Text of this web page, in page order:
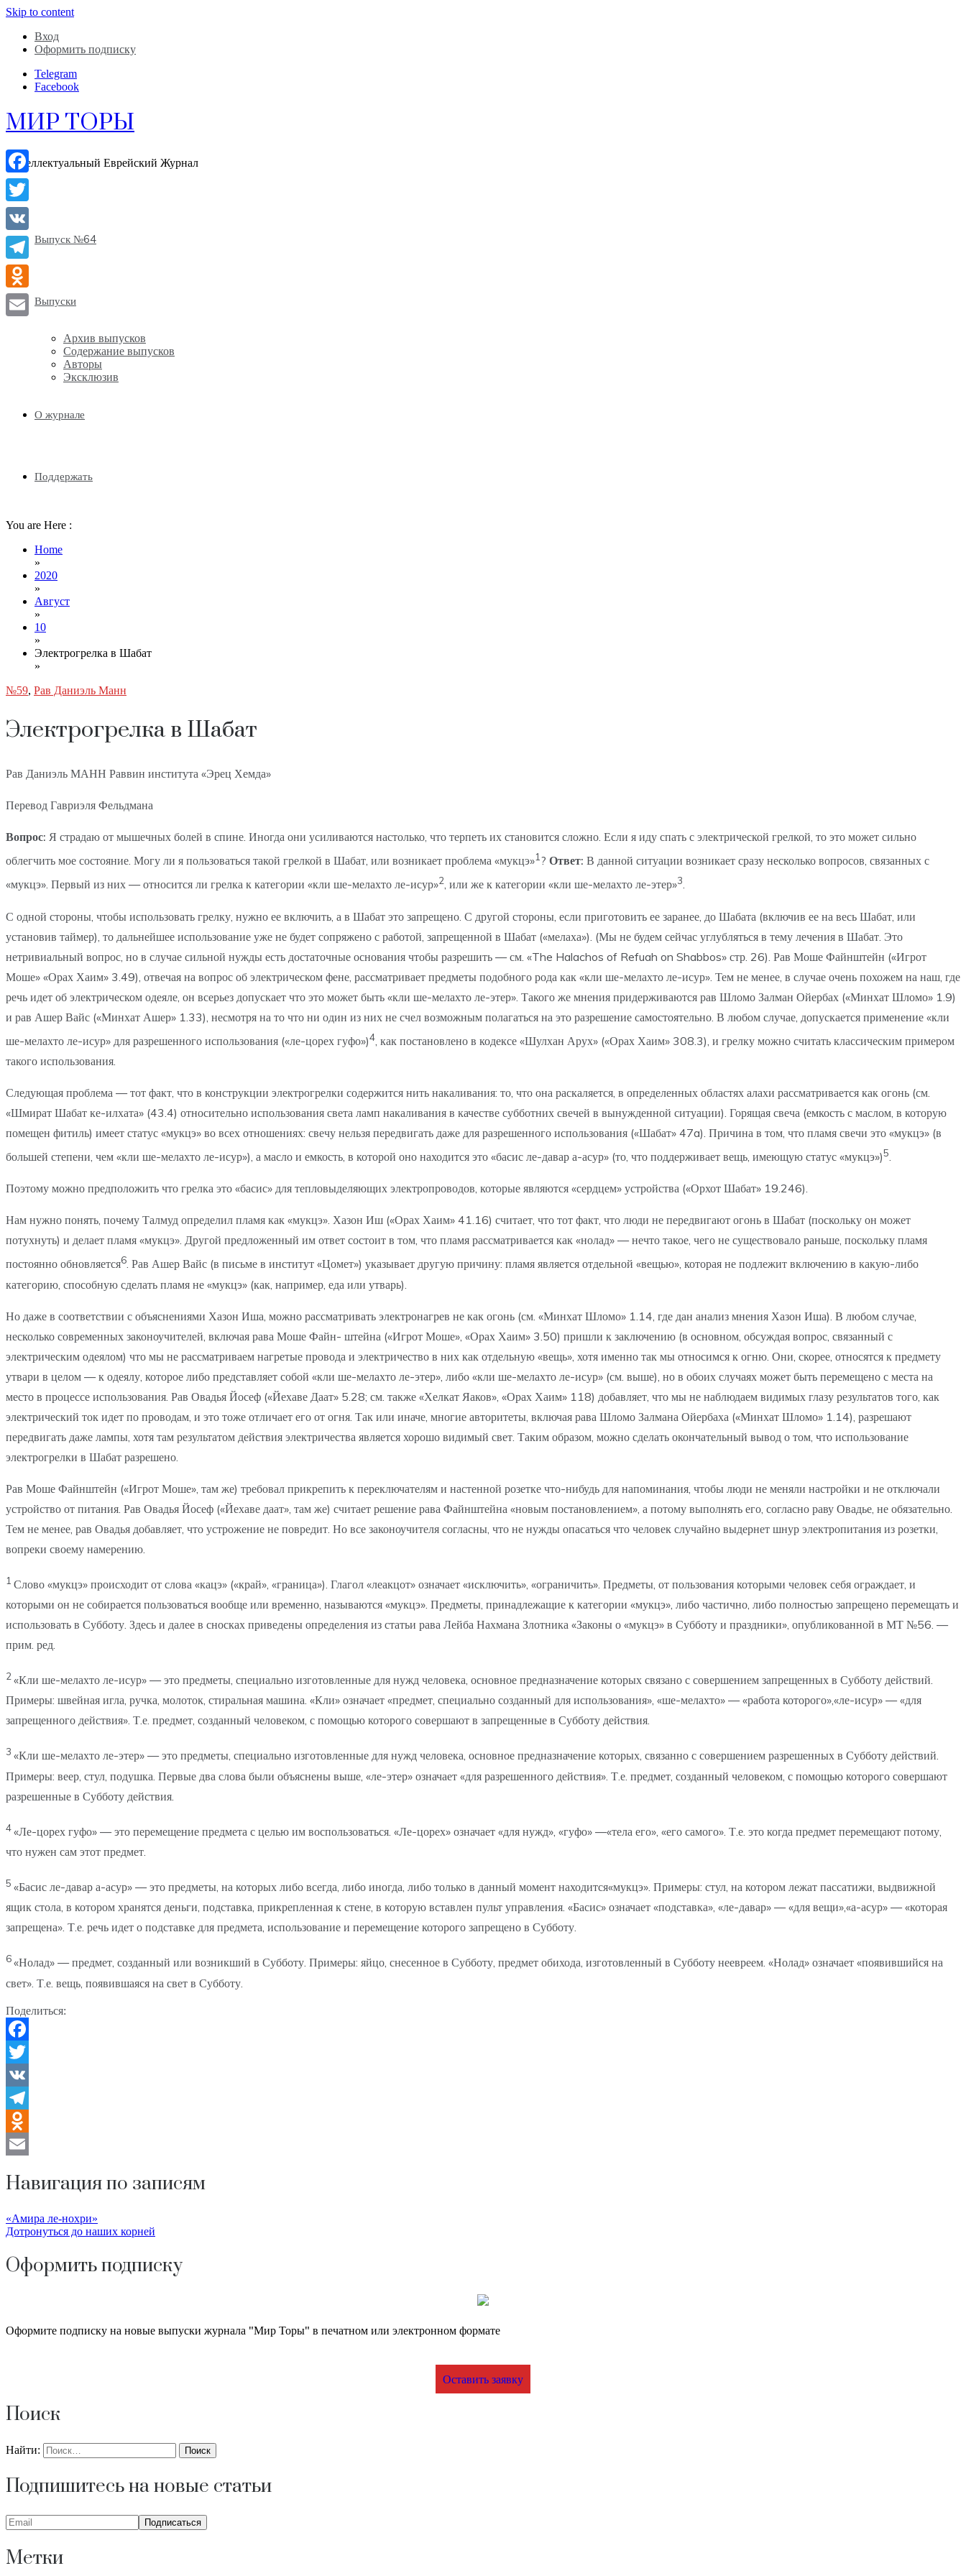
Skip to content
Вход
Оформить подписку
Telegram
Facebook
МИР ТОРЫ
Интеллектуальный Еврейский Журнал
Выпуск №64
Выпуски
Архив выпусков
Содержание выпусков
Авторы
Эксклюзив
О журнале
Поддержать
You are Here :
Home
»
2020
»
Август
»
10
»
Электрогрелка в Шабат
»
№59, Рав Даниэль Манн
Электрогрелка в Шабат
Рав Даниэль МАНН Раввин института «Эрец Хемда»
Перевод Гавриэля Фельдмана
Вопрос: Я страдаю от мышечных болей в спине. Иногда они усиливаются настолько, что терпеть их становится сложно. Если я иду спать с электрической грелкой, то это может сильно
облегчить мое состояние. Могу ли я пользоваться такой грелкой в Шабат, или возникает проблема «мукцэ»1 ? Ответ: В данной ситуации возникает сразу несколько вопросов, связанных с
«мукцэ». Первый из них — относится ли грелка к категории «кли ше-мелахто ле-исур»2, или же к категории «кли ше-мелахто ле-этер»3.
С одной стороны, чтобы использовать грелку, нужно ее включить, а в Шабат это запрещено. С другой стороны, если приготовить ее заранее, до Шабата (включив ее на весь Шабат, или
установив таймер), то дальнейшее использование уже не будет сопряжено с работой, запрещенной в Шабат («мелаха»). (Мы не будем сейчас углубляться в тему лечения в Шабат. Это
нетривиальный вопрос, но в случае сильной нужды есть достаточные основания чтобы разрешить — см. «The Halachos of Refuah on Shabbos» стр. 26). Рав Моше Файнштейн («Игрот
Моше» «Орах Хаим» 3.49), отвечая на вопрос об электрическом фене, рассматривает предметы подобного рода как «кли ше-мелахто ле-исур». Тем не менее, в случае очень похожем на наш, где
речь идет об электрическом одеяле, он всерьез допускает что это может быть «кли ше-мелахто ле-этер». Такого же мнения придерживаются рав Шломо Залман Ойербах («Минхат Шломо» 1.9)
и рав Ашер Вайс («Минхат Ашер» 1.33), несмотря на то что ни один из них не счел возможным полагаться на это разрешение самостоятельно. В любом случае, допускается применение «кли
ше-мелахто ле-исур» для разрешенного использования («ле-цорех гуфо»)4, как постановлено в кодексе «Шулхан Арух» («Орах Хаим» 308.3), и грелку можно считать классическим примером
такого использования.
Следующая проблема — тот факт, что в конструкции электрогрелки содержится нить накаливания: то, что она раскаляется, в определенных областях алахи рассматривается как огонь (см.
«Шмират Шабат ке-илхата» (43.4) относительно использования света ламп накаливания в качестве субботних свечей в вынужденной ситуации). Горящая свеча (емкость с маслом, в которую
помещен фитиль) имеет статус «мукцэ» во всех отношениях: свечу нельзя передвигать даже для разрешенного использования («Шабат» 47a). Причина в том, что пламя свечи это «мукцэ» (в
большей степени, чем «кли ше-мелахто ле-исур»), а масло и емкость, в которой оно находится это «басис ле-давар а-асур» (то, что поддерживает вещь, имеющую статус «мукцэ»)5.
Поэтому можно предположить что грелка это «басис» для тепловыделяющих электропроводов, которые являются «сердцем» устройства («Орхот Шабат» 19.246).
Нам нужно понять, почему Талмуд определил пламя как «мукцэ». Хазон Иш («Орах Хаим» 41.16) считает, что тот факт, что люди не передвигают огонь в Шабат (поскольку он может
потухнуть) и делает пламя «мукцэ». Другой предложенный им ответ состоит в том, что пламя рассматривается как «нолад» — нечто такое, чего не существовало раньше, поскольку пламя
постоянно обновляется6. Рав Ашер Вайс (в письме в институт «Цомет») указывает другую причину: пламя является отдельной «вещью», которая не подлежит включению в какую-либо
категорию, способную сделать пламя не «мукцэ» (как, например, еда или утварь).
Но даже в соответствии с объяснениями Хазон Иша, можно рассматривать электронагрев не как огонь (см. «Минхат Шломо» 1.14, где дан анализ мнения Хазон Иша). В любом случае,
несколько современных законоучителей, включая рава Моше Файн- штейна («Игрот Моше», «Орах Хаим» 3.50) пришли к заключению (в основном, обсуждая вопрос, связанный с
электрическим одеялом) что мы не рассматриваем нагретые провода и электричество в них как отдельную «вещь», хотя именно так мы относимся к огню. Они, скорее, относятся к предмету
утвари в целом — к одеялу, которое либо представляет собой «кли ше-мелахто ле-этер», либо «кли ше-мелахто ле-исур» (см. выше), но в обоих случаях может быть перемещено с места на
место в процессе использования. Рав Овадья Йосеф («Йехаве Даат» 5.28; см. также «Хелкат Яаков», «Орах Хаим» 118) добавляет, что мы не наблюдаем видимых глазу результатов того, как
электрический ток идет по проводам, и это тоже отличает его от огня. Так или иначе, многие авторитеты, включая рава Шломо Залмана Ойербаха («Минхат Шломо» 1.14), разрешают
передвигать даже лампы, хотя там результатом действия электричества является хорошо видимый свет. Таким образом, можно сделать окончательный вывод о том, что использование
электрогрелки в Шабат разрешено.
Рав Моше Файнштейн («Игрот Моше», там же) требовал прикрепить к переключателям и настенной розетке что-нибудь для напоминания, чтобы люди не меняли настройки и не отключали
устройство от питания. Рав Овадья Йосеф («Йехаве даат», там же) считает решение рава Файнштейна «новым постановлением», а потому выполнять его, согласно раву Овадье, не обязательно.
Тем не менее, рав Овадья добавляет, что устрожение не повредит. Но все законоучителя согласны, что не нужды опасаться что человек случайно выдернет шнур электропитания из розетки,
вопреки своему намерению.
1 Слово «мукцэ» происходит от слова «кацэ» («край», «граница»). Глагол «леакцот» означает «исключить», «ограничить». Предметы, от пользования которыми человек себя ограждает, и
которыми он не собирается пользоваться вообще или временно, называются «мукцэ». Предметы, принадлежащие к категории «мукцэ», либо частично, либо полностью запрещено перемещать и
использовать в Субботу. Здесь и далее в сносках приведены определения из статьи рава Лейба Нахмана Злотника «Законы о «мукцэ» в Субботу и праздники», опубликованной в МТ №56. —
прим. ред.
2 «Кли ше-мелахто ле-исур» — это предметы, специально изготовленные для нужд человека, основное предназначение которых связано с совершением запрещенных в Субботу действий.
Примеры: швейная игла, ручка, молоток, стиральная машина. «Кли» означает «предмет, специально созданный для использования», «ше-мелахто» — «работа которого»,«ле-исур» — «для
запрещенного действия». Т.е. предмет, созданный человеком, с помощью которого совершают в запрещенные в Субботу действия.
3 «Кли ше-мелахто ле-этер» — это предметы, специально изготовленные для нужд человека, основное предназначение которых, связанно с совершением разрешенных в Субботу действий.
Примеры: веер, стул, подушка. Первые два слова были объяснены выше, «ле-этер» означает «для разрешенного действия». Т.е. предмет, созданный человеком, с помощью которого совершают
разрешенные в Субботу действия.
4«Ле-цорех гуфо» — это перемещение предмета с целью им воспользоваться. «Ле-цорех» означает «для нужд», «гуфо» —«тела его», «его самого». Т.е. это когда предмет перемещают потому,
что нужен сам этот предмет.
5 «Басис ле-давар а-асур» — это предметы, на которых либо всегда, либо иногда, либо только в данный момент находится«мукцэ». Примеры: стул, на котором лежат пассатижи, выдвижной
ящик стола, в котором хранятся деньги, подставка, прикрепленная к стене, в которую вставлен пульт управления. «Басис» означает «подставка», «ле-давар» — «для вещи»,«а-асур» — «которая
запрещена». Т.е. речь идет о подставке для предмета, использование и перемещение которого запрещено в Субботу.
6«Нолад» — предмет, созданный или возникший в Субботу. Примеры: яйцо, снесенное в Субботу, предмет обихода, изготовленный в Субботу неевреем. «Нолад» означает «появившийся на
свет». Т.е. вещь, появившаяся на свет в Субботу.
Поделиться:
Facebook
Twitter
VK
Telegram
Odnoklassniki
Навигация по записям
«Амира ле-нохри»
Дотронуться до наших корней
Оформить подписку
Оформите подписку на новые выпуски журнала "Мир Торы" в печатном или электронном формате
Оставить заявку
Поиск
Найти:
Подпишитесь на новые статьи
Метки
Facebook
Twitter
VK
Telegram
Odnoklassniki